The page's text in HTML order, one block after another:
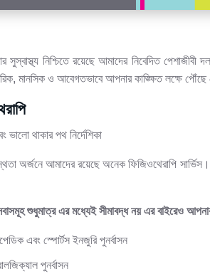
সুস্বাস্থ্য নিশ্চিতে রয়েছে আমাদের নিবেদিত
মানসিক ও আবেগতভাবে আপনার কাঙ্ক্ষিত লক্ষে পৌঁছে
ভালো থাকার পথ নির্দেশিকা
অর্জনে আমাদের রয়েছে অনেক ফিজিওথেরাপি
শুধুমাত্র এর মধ্যেই সীমাবদ্ধ নয় এর বাইরেও
এবং স্পোর্টস ইনজুরি পুনর্বাসন
পুনর্বাসন